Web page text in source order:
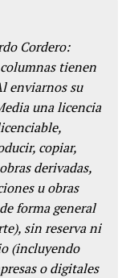
Cordero:
tienen
enviarnos su
una licencia
copiar,
derivadas,
u obras
forma general
sin reserva ni
(incluyendo
o digitales